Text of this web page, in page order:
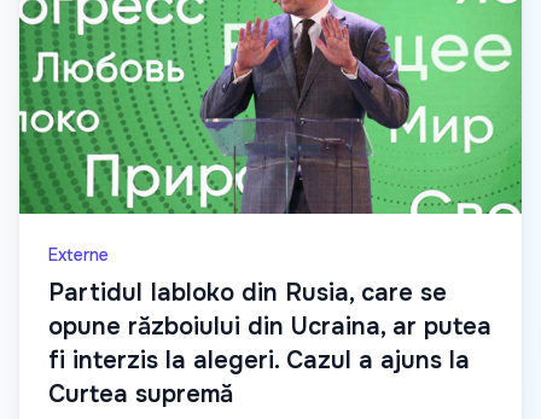
Externe
Partidul Iabloko din Rusia, care se
opune războiului din Ucraina, ar putea
fi interzis la alegeri. Cazul a ajuns la
Curtea supremă